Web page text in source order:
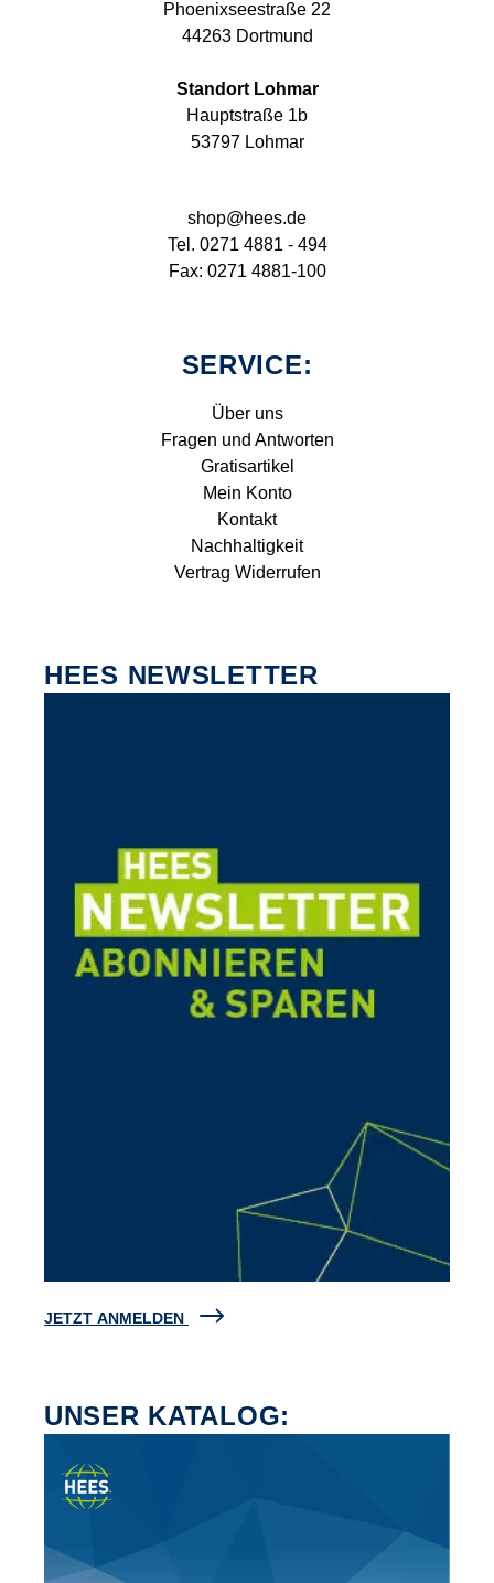
Phoenixseestraße 22
44263 Dortmund
Standort Lohmar
Hauptstraße 1b
53797 Lohmar
shop@hees.de
Tel. 0271 4881 - 494
Fax: 0271 4881-100
SERVICE:
Über uns
Fragen und Antworten
Gratisartikel
Mein Konto
Kontakt
Nachhaltigkeit
Vertrag Widerrufen
HEES NEWSLETTER
JETZT ANMELDEN
UNSER KATALOG: